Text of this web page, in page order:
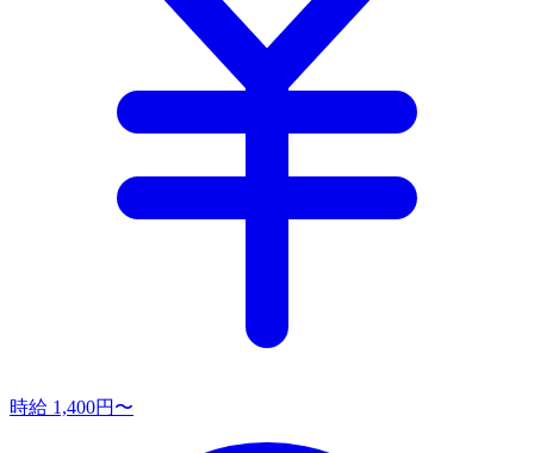
時給 1,400円〜